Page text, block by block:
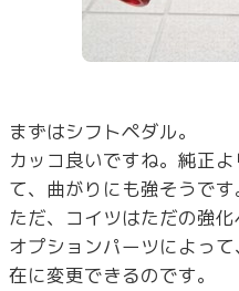
まずはシフトペダル。
カッコ良いですね。純正
て、曲がりにも強そうです
ただ、コイツはただの強化
オプションパーツによっ
在に変更できるのです。